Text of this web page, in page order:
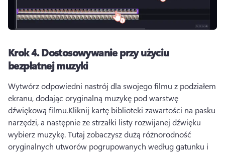
Krok 4.Dostosowywanie przy użyciu
bezpłatnej muzyki
Wytwórz odpowiedni nastrój dla swojego filmu z podziałem
ekranu, dodając oryginalną muzykę pod warstwę
dźwiękową filmu.Kliknij kartę biblioteki zawartości na pasku
narzędzi, a następnie ze strzałki listy rozwijanej dźwięku
wybierz muzykę. Tutaj zobaczysz dużą różnorodność
oryginalnych utworów pogrupowanych według gatunku i